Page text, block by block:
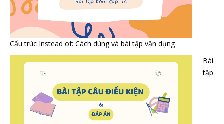
Cấu trúc Instead of: Cách dùng và bài tập vận dụng
Bài
tập